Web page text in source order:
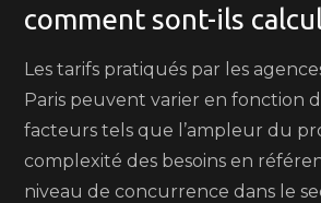
comment sont-ils
Les tarifs pratiqués par les
Paris peuvent varier en fonction
facteurs tels que l’ampleur du
complexité des besoins en
niveau de concurrence dans le